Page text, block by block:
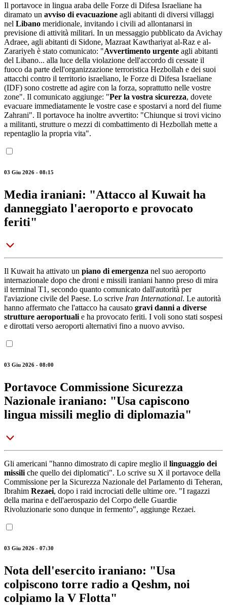
Il portavoce in lingua araba delle Forze di Difesa Israeliane ha
diramato un avviso di evacuazione agli abitanti di diversi villaggi
nel Libano meridionale, invitando i civili ad allontanarsi in
previsione di attività militari. In un messaggio pubblicato da Avichay
Adraee, agli abitanti di Sidone, Mazraat Kawthariyat al-Raz e al-
Zarariyeh è stato comunicato: "Avvertimento urgente agli abitanti
del Libano... alla luce della violazione dell'accordo di cessate il
fuoco da parte dell'organizzazione terroristica Hezbollah e dei suoi
attacchi contro il territorio israeliano, le Forze di Difesa Israeliane
(IDF) sono costrette ad agire con la forza, soprattutto nelle vostre
zone". Il comunicato aggiunge: "Per la vostra sicurezza, dovete
evacuare immediatamente le vostre case e spostarvi a nord del fiume
Zahrani". Il portavoce ha inoltre avvertito: "Chiunque si trovi vicino
a militanti, strutture o mezzi di combattimento di Hezbollah mette a
repentaglio la propria vita".
03 Giu 2026 - 08:15
Media iraniani: "Attacco al Kuwait ha
danneggiato l'aeroporto e provocato
feriti"
Il Kuwait ha attivato un piano di emergenza nel suo aeroporto
internazionale dopo che droni e missili iraniani hanno preso di mira
il terminal T1, secondo quanto comunicato dall'autorità per
l'aviazione civile del Paese. Lo scrive Iran International. Le autorità
hanno affermato che l'attacco ha causato gravi danni a diverse
strutture aeroportuali e ha provocato feriti. I voli sono stati sospesi
e dirottati verso aeroporti alternativi fino a nuovo avviso.
03 Giu 2026 - 08:00
Portavoce Commissione Sicurezza
Nazionale iraniano: "Usa capiscono
lingua missili meglio di diplomazia"
Gli americani "hanno dimostrato di capire meglio il linguaggio dei
missili che quello dei diplomatici". Lo scrive su X il portavoce della
Commissione per la Sicurezza Nazionale del Parlamento di Teheran,
Ibrahim Rezaei, dopo i raid incrociati delle ultime ore. "I ragazzi
della marina e dell'aerospazio del Corpo delle Guardie
Rivoluzionarie sono dunque in fermento", aggiunge Rezaei.
03 Giu 2026 - 07:30
Nota dell'esercito iraniano: "Usa
colpiscono torre radio a Qeshm, noi
colpiamo la V Flotta"